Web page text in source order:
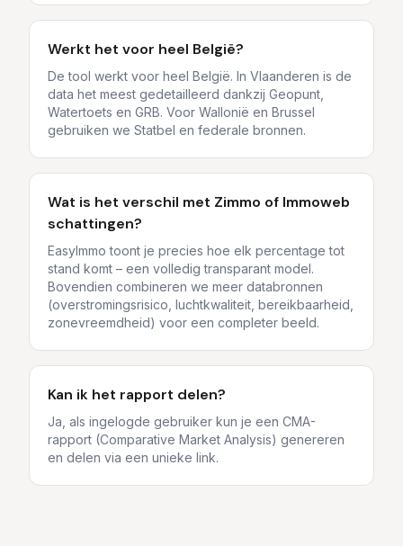
Werkt het voor heel België?
De tool werkt voor heel België. In Vlaanderen is de
data het meest gedetailleerd dankzij Geopunt,
Watertoets en GRB. Voor Wallonië en Brussel
gebruiken we Statbel en federale bronnen.
Wat is het verschil met Zimmo of Immoweb
schattingen?
EasyImmo toont je precies hoe elk percentage tot
stand komt – een volledig transparant model.
Bovendien combineren we meer databronnen
(overstromingsrisico, luchtkwaliteit, bereikbaarheid,
zonevreemdheid) voor een completer beeld.
Kan ik het rapport delen?
Ja, als ingelogde gebruiker kun je een CMA-
rapport (Comparative Market Analysis) genereren
en delen via een unieke link.